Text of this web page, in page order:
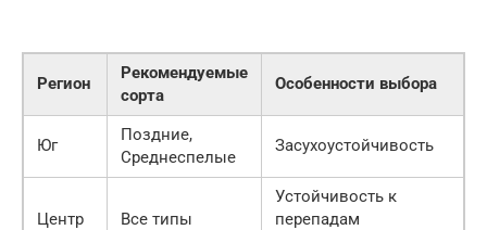
Регион
Рекомендуемые
сорта
Особенности выбора
Юг
Поздние,
Среднеспелые
Засухоустойчивость
Центр Все типы
Устойчивость к
перепадам